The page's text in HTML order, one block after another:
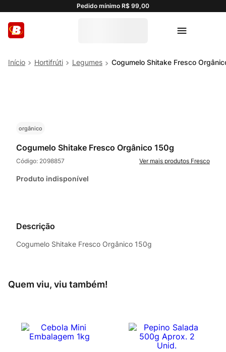
Pedido mínimo R$ 99,00
Hortifrúti Legumes Cogumelo Shitake Fresco
orgânico
Cogumelo Shitake Fresco Orgânico 150g
Código: 2098857 Fresco
Produto indisponível
Descrição
Cogumelo Shitake Fresco Orgânico 150g
Quem viu, viu também!